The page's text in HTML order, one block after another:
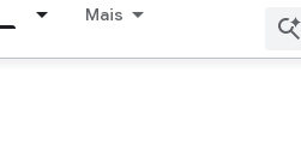
Mais